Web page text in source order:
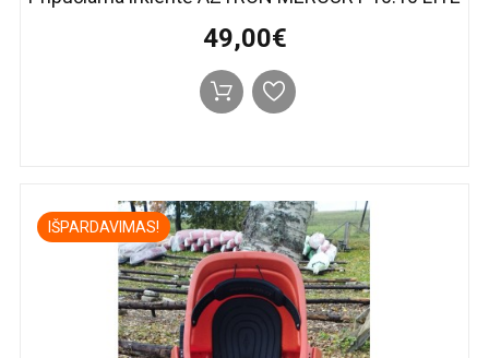
49,00€
IŠPARDAVIMAS!